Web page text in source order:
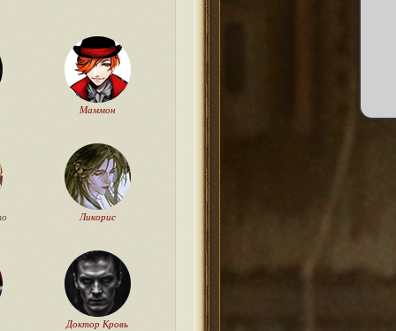
Маммон
Ликорис
Доктор Кровь